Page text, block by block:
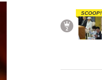
SCOOP!